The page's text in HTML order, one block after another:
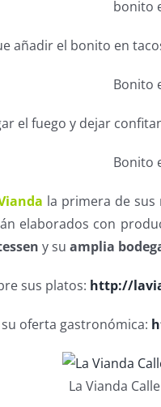
añadir el bonito en
el fuego y dejar
la primera de sus
elaborados con
y su amplia
sus platos: http://
oferta gastronómica:
La Vianda